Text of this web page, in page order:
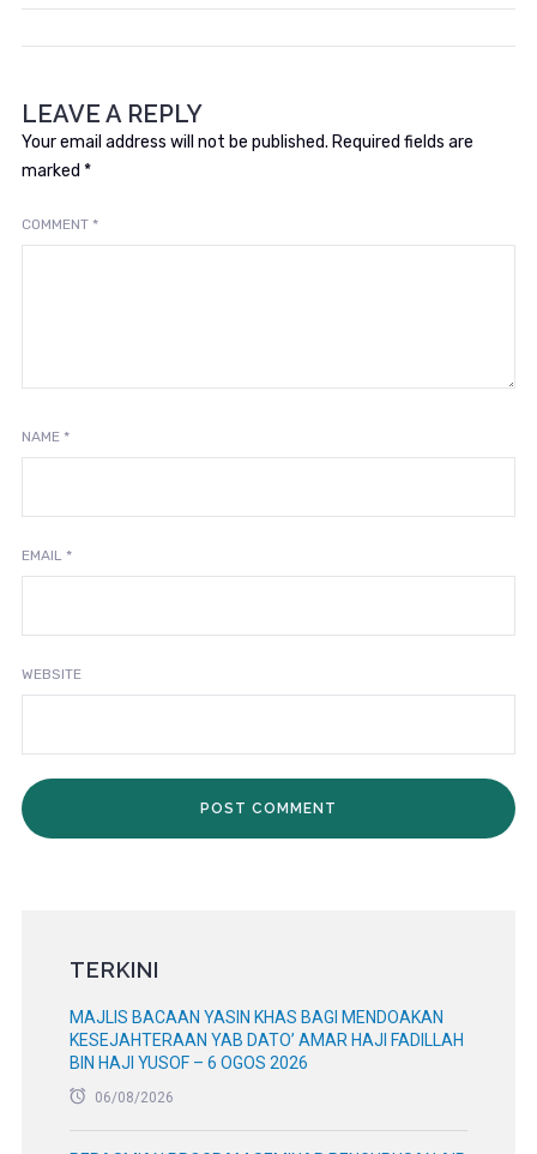
LEAVE A REPLY
Your email address will not be published. Required fields are
marked *
COMMENT *
NAME *
EMAIL *
WEBSITE
TERKINI
MAJLIS BACAAN YASIN KHAS BAGI MENDOAKAN
KESEJAHTERAAN YAB DATO’ AMAR HAJI FADILLAH
BIN HAJI YUSOF – 6 OGOS 2026
06/08/2026